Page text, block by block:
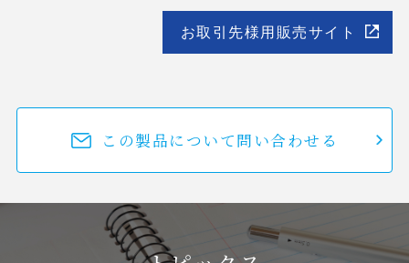
お取引先様用販売サイト
この製品について問い合わせる